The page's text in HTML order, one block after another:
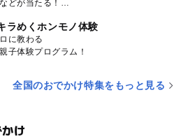
どが当たる！
ラめくホンモノ体験
に教わる
子体験プログラム！
全国のおでかけ特集をもっと見る
け